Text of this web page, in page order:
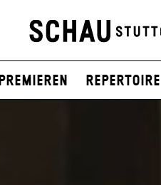
Premieren Repertoire